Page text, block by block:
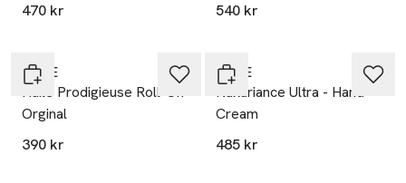
470 kr
540 kr
NUXE
Huile Prodigieuse Roll-On
Orginal
390 kr
NUXE
Nuxuriance Ultra - Hand
Cream
485 kr